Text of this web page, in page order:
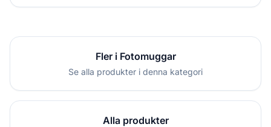
Fler i Fotomuggar
Se alla produkter i denna kategori
Alla produkter